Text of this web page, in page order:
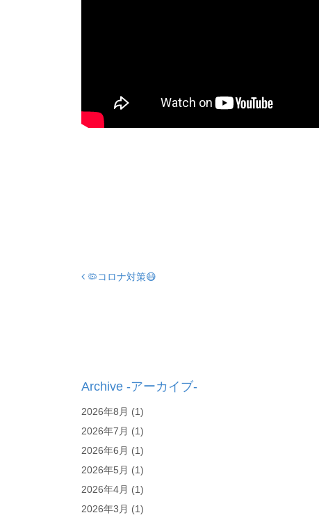
Post navigation
🦠コロナ対策😷
Archive -アーカイブ-
2026年8月 (1)
2026年7月 (1)
2026年6月 (1)
2026年5月 (1)
2026年4月 (1)
2026年3月 (1)